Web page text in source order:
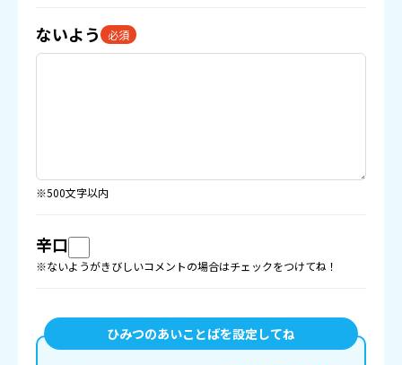
ないよう 必須
※500文字以内
辛口
※ないようがきびしいコメントの場合はチェックをつけてね！
ひみつのあいことばを設定してね